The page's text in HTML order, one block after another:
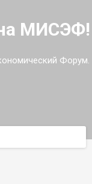
МИСЭФ!
Форум.